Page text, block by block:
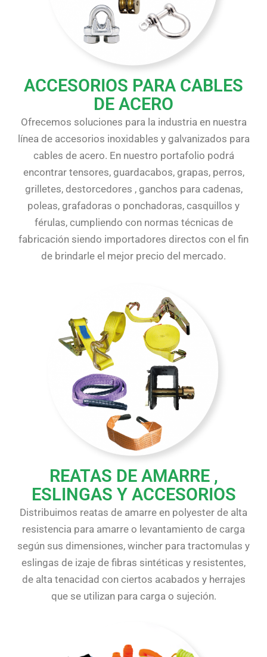
ACCESORIOS PARA CABLES
DE ACERO
Ofrecemos soluciones para la industria en nuestra
línea de accesorios inoxidables y galvanizados para
cables de acero. En nuestro portafolio podrá
encontrar tensores, guardacabos, grapas, perros,
grilletes, destorcedores , ganchos para cadenas,
poleas, grafadoras o ponchadoras, casquillos y
férulas, cumpliendo con normas técnicas de
fabricación siendo importadores directos con el fin
de brindarle el mejor precio del mercado.
REATAS DE AMARRE ,
ESLINGAS Y ACCESORIOS
Distribuimos reatas de amarre en polyester de alta
resistencia para amarre o levantamiento de carga
según sus dimensiones, wincher para tractomulas y
eslingas de izaje de fibras sintéticas y resistentes,
de alta tenacidad con ciertos acabados y herrajes
que se utilizan para carga o sujeción.